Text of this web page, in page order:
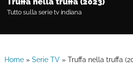
Tutto sulla serie tv indiana
Home» Serie TV» Truffa nella truffa